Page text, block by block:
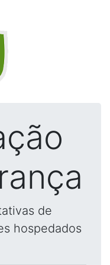
de
hospedados